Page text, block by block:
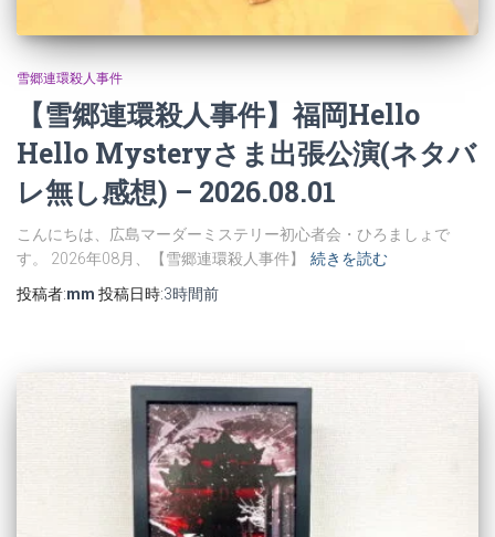
雪郷連環殺人事件
【雪郷連環殺人事件】福岡Hello
Hello Mysteryさま出張公演(ネタバ
レ無し感想) – 2026.08.01
こんにちは、広島マーダーミステリー初心者会・ひろましょで
す。 2026年08月、【雪郷連環殺人事件】
続きを読む
投稿者:mm 投稿日時:3時間前